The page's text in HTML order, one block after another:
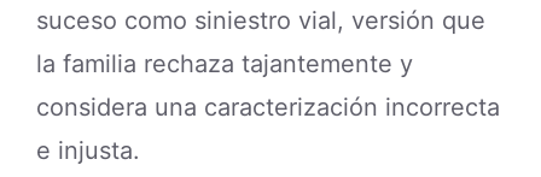
suceso como siniestro vial, versión que
la familia rechaza tajantemente y
considera una caracterización incorrecta
e injusta.